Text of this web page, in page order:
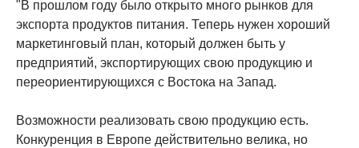
"В прошлом году было открыто много рынков для
экспорта продуктов питания. Теперь нужен хороший
маркетинговый план, который должен быть у
предприятий, экспортирующих свою продукцию и
переориентирующихся с Востока на Запад.
Возможности реализовать свою продукцию есть.
Конкуренция в Европе действительно велика, но